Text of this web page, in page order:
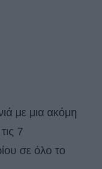
με μια ακόμη
7
σε όλο το